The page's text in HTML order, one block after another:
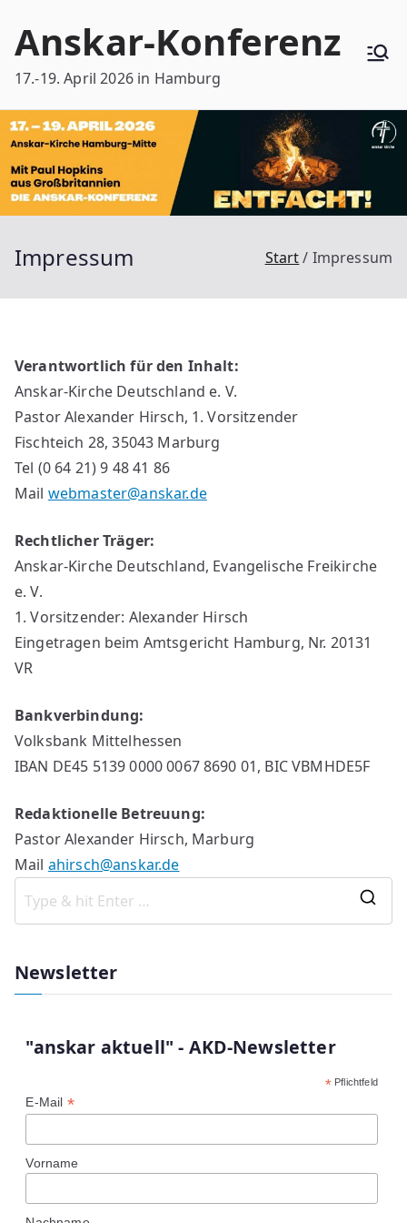
Inhalt
Anskar-Konferenz
17.-19. April 2026 in Hamburg
Impressum Start Impressum
Verantwortlich für den Inhalt:
Anskar-Kirche Deutschland e. V.
Pastor Alexander Hirsch, 1. Vorsitzender
Fischteich 28, 35043 Marburg
Tel (0 64 21) 9 48 41 86
Mail webmaster@anskar.de
Rechtlicher Träger:
Anskar-Kirche Deutschland, Evangelische Freikirche
e. V.
1. Vorsitzender: Alexander Hirsch
Eingetragen beim Amtsgericht Hamburg, Nr. 20131
VR
Bankverbindung:
Volksbank Mittelhessen
IBAN DE45 5139 0000 0067 8690 01, BIC VBMHDE5F
Redaktionelle Betreuung:
Pastor Alexander Hirsch, Marburg
Mail ahirsch@anskar.de
r
Newsletter
"anskar aktuell" - AKD-Newsletter
*Pflichtfeld
E-Mail *
Vorname